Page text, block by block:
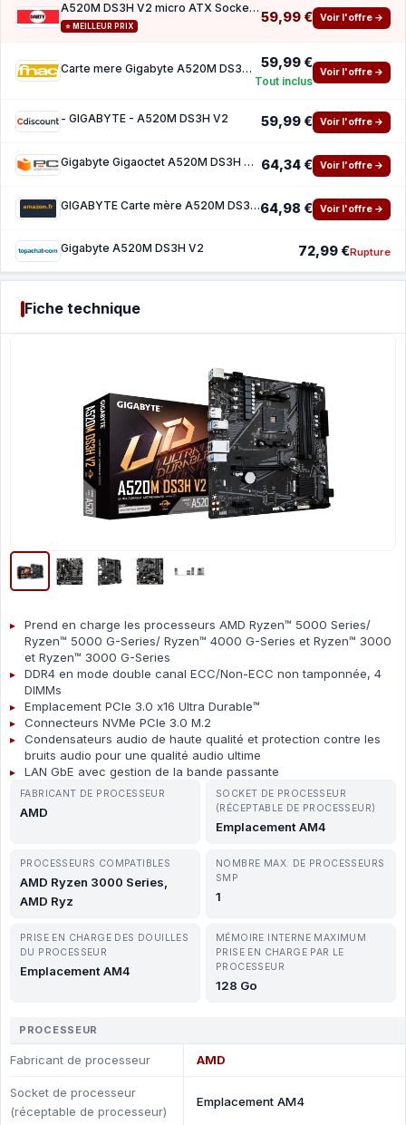
A520M DS3H V2 micro ATX Socket AM4 Chipset AMD A520
⭐ MEILLEUR PRIX
59,99 € Voir l'offre →
Carte mere Gigabyte A520M DS3H V2 micro ATX Socket AM4 Chipset AMD A520 59,99 €
Tout inclus
Voir l'offre →
- GIGABYTE - A520M DS3H V2 59,99 € Voir l'offre →
Gigabyte Gigaoctet A520M DS3H V2 Rév 1.0 64,34 € Voir l'offre →
GIGABYTE Carte mère A520M DS3H V2 - Prend en Charge Les processeurs AMD Ryzen série 5000 A64,98 € Voir l'offre →
Gigabyte A520M DS3H V2 72,99 €Rupture
Fiche technique
Prend en charge les processeurs AMD Ryzen™ 5000 Series/
Ryzen™ 5000 G-Series/ Ryzen™ 4000 G-Series et Ryzen™ 3000
et Ryzen™ 3000 G-Series
DDR4 en mode double canal ECC/Non-ECC non tamponnée, 4
DIMMs
Emplacement PCIe 3.0 x16 Ultra Durable™
Connecteurs NVMe PCIe 3.0 M.2
Condensateurs audio de haute qualité et protection contre les
bruits audio pour une qualité audio ultime
LAN GbE avec gestion de la bande passante
FABRICANT DE PROCESSEUR
AMD
SOCKET DE PROCESSEUR
(RÉCEPTABLE DE PROCESSEUR)
Emplacement AM4
PROCESSEURS COMPATIBLES
AMD Ryzen 3000 Series,
AMD Ryz
NOMBRE MAX. DE PROCESSEURS
SMP
1
PRISE EN CHARGE DES DOUILLES
DU PROCESSEUR
Emplacement AM4
MÉMOIRE INTERNE MAXIMUM
PRISE EN CHARGE PAR LE
PROCESSEUR
128 Go
PROCESSEUR
Fabricant de processeur AMD
Socket de processeur
(réceptable de processeur)
Emplacement AM4